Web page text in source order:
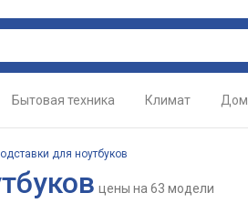
Бытовая техника Климат Дом
для ноутбуков
цены на 63 модели